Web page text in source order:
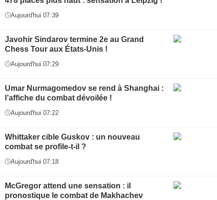
Aujourd'hui 07:39
Javohir Sindarov termine 2e au Grand
Chess Tour aux États-Unis !
Aujourd'hui 07:29
Umar Nurmagomedov se rend à Shanghai :
l’affiche du combat dévoilée !
Aujourd'hui 07:22
Whittaker cible Guskov : un nouveau
combat se profile-t-il ?
Aujourd'hui 07:18
McGregor attend une sensation : il
pronostique le combat de Makhachev